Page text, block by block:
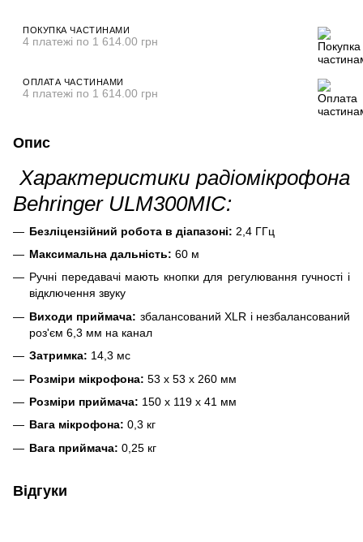
ПОКУПКА ЧАСТИНАМИ
4 платежі по 1 614.00 грн
ОПЛАТА ЧАСТИНАМИ
4 платежі по 1 614.00 грн
Опис
Характеристики радіомікрофона
Behringer ULM300MIC:
Безліцензійний робота в діапазоні: 2,4 ГГц
Максимальна дальність: 60 м
Ручні передавачі мають кнопки для регулювання гучності і
відключення звуку
Виходи приймача: збалансований XLR і незбалансований
роз'єм 6,3 мм на канал
Затримка: 14,3 мс
Розміри мікрофона: 53 х 53 х 260 мм
Розміри приймача: 150 х 119 х 41 мм
Вага мікрофона: 0,3 кг
Вага приймача: 0,25 кг
Відгуки